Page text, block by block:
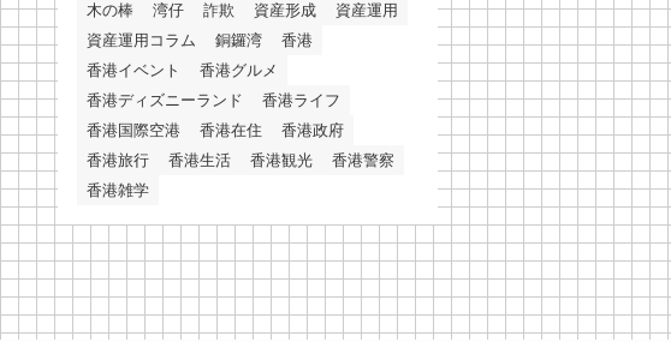
木の棒
湾仔 詐欺 資産形成
資産運用
資産運用コラム
銅鑼湾
香港
香港イベント
香港グルメ
香港ディズニーランド
香港ライフ
香港国際空港
香港在住
香港政府
香港旅行
香港生活 香港観光
香港警察
香港雑学